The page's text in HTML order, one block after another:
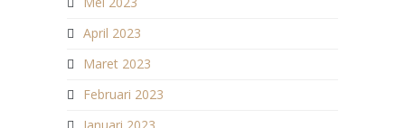
April 2023
Maret 2023
Februari 2023